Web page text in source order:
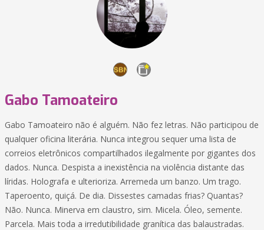
Gabo Tamoateiro
Gabo Tamoateiro não é alguém. Não fez letras. Não participou de
qualquer oficina literária. Nunca integrou sequer uma lista de
correios eletrônicos compartilhados ilegalmente por gigantes dos
dados. Nunca. Despista a inexistência na violência distante das
líridas. Holografa e ulterioriza. Arremeda um banzo. Um trago.
Taperoento, quiçá. De dia. Dissestes camadas frias? Quantas?
Não. Nunca. Minerva em claustro, sim. Micela. Óleo, semente.
Parcela. Mais toda a irredutibilidade granítica das balaustradas.